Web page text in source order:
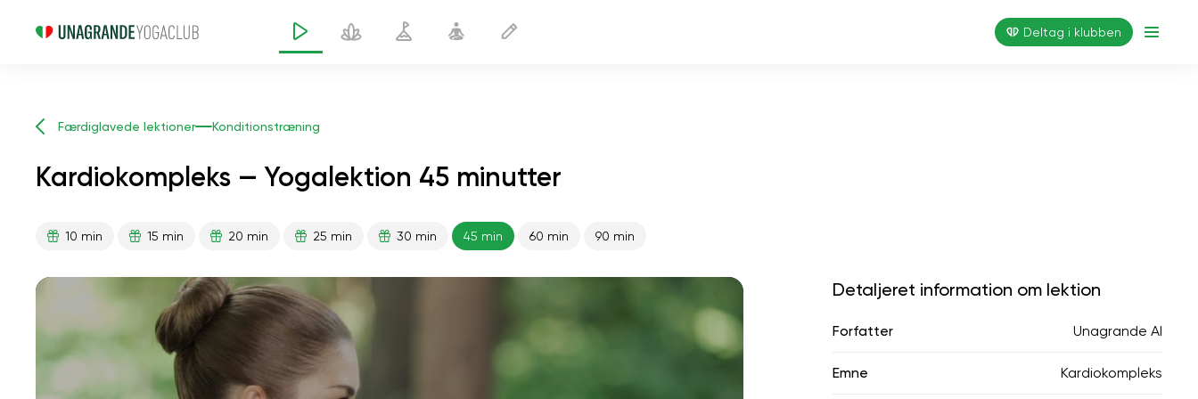
Deltag i klubben
Færdiglavede lektioner Konditionstræning
Kardiokompleks — Yogalektion 45 minutter
10 min 15 min 20 min 25 min 30 min 45 min 60 min 90 min
Detaljeret information om lektion
Forfatter Unagrande AI
Emne Kardiokompleks